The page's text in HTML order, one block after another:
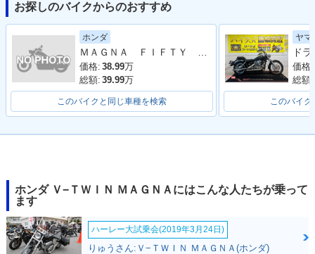
2001年 V-TWIN MA
GNA・カラーチェン
ンジ
1997年 V-TWIN MA
GNA S Special Edit
ion・特別・限定仕
GNA S・マイナーチ
ェンジ
ンジ
GNA S・追加
お探しのバイクからのおすすめ
ホンダ
ＭＡＧＮＡ ＦＩＦＴＹ ２００１年モデル 純正車両
価格: 38.99万
総額: 39.99万
このバイクと同じ車種を検索
ヤマ
価格:
総額:
このバイク
ホンダ Ｖ−ＴＷＩＮ ＭＡＧＮＡにはこんな人たちが乗って
ます
ハーレー大試乗会(2019年3月24日)
りゅうさん:Ｖ−ＴＷＩＮ ＭＡＧＮＡ(ホンダ)